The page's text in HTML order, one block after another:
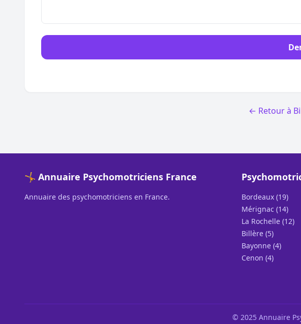
← Retour à
🤸 Annuaire Psychomotriciens France
Annuaire des psychomotriciens en France.
Bordeaux (19)
Mérignac (14)
La Rochelle (12)
Billère (5)
Bayonne (4)
Cenon (4)
© 2025 Annuaire